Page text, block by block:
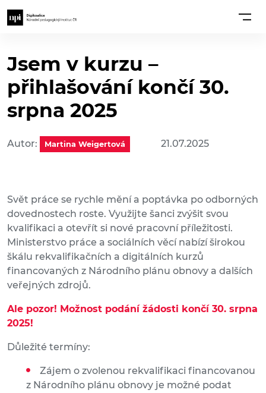
Jsem v kurzu –
přihlašování končí 30.
srpna 2025
Autor: Martina Weigertová 21.07.2025
Svět práce se rychle mění a poptávka po odborných
dovednostech roste. Využijte šanci zvýšit svou
kvalifikaci a otevřít si nové pracovní příležitosti.
Ministerstvo práce a sociálních věcí nabízí širokou
škálu rekvalifikačních a digitálních kurzů
financovaných z Národního plánu obnovy a dalších
veřejných zdrojů.
Ale pozor! Možnost podání žádosti končí 30. srpna
2025!
Důležité termíny:
Zájem o zvolenou rekvalifikaci financovanou
z Národního plánu obnovy je možné podat